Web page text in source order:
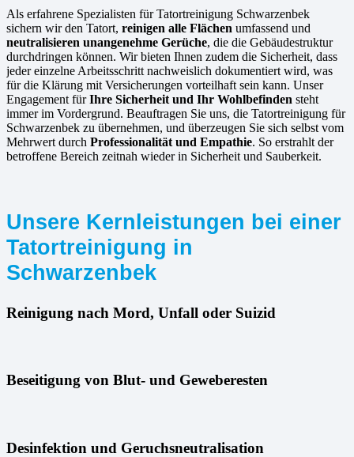
Als erfahrene Spezialisten für Tatortreinigung Schwarzenbek
sichern wir den Tatort, reinigen alle Flächen umfassend und
neutralisieren unangenehme Gerüche, die die Gebäudestruktur
durchdringen können. Wir bieten Ihnen zudem die Sicherheit, dass
jeder einzelne Arbeitsschritt nachweislich dokumentiert wird, was
für die Klärung mit Versicherungen vorteilhaft sein kann. Unser
Engagement fürIhre Sicherheit und Ihr Wohlbefinden steht
immer im Vordergrund. Beauftragen Sie uns, die Tatortreinigung für
Schwarzenbek zu übernehmen, und überzeugen Sie sich selbst vom
Mehrwert durch Professionalität und Empathie. So erstrahlt der
betroffene Bereich zeitnah wieder in Sicherheit und Sauberkeit.
Unsere Kernleistungen bei einer
Tatortreinigung in
Schwarzenbek
Reinigung nach Mord, Unfall oder Suizid
Beseitigung von Blut- und Geweberesten
Desinfektion und Geruchsneutralisation